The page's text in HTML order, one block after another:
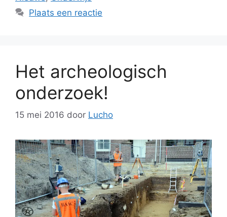
Plaats een reactie
Het archeologisch
onderzoek!
15 mei 2016 door Lucho